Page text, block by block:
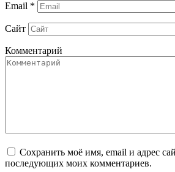
Email *
Сайт
Комментарий
Сохранить моё имя, email и адрес
последующих моих комментариев.